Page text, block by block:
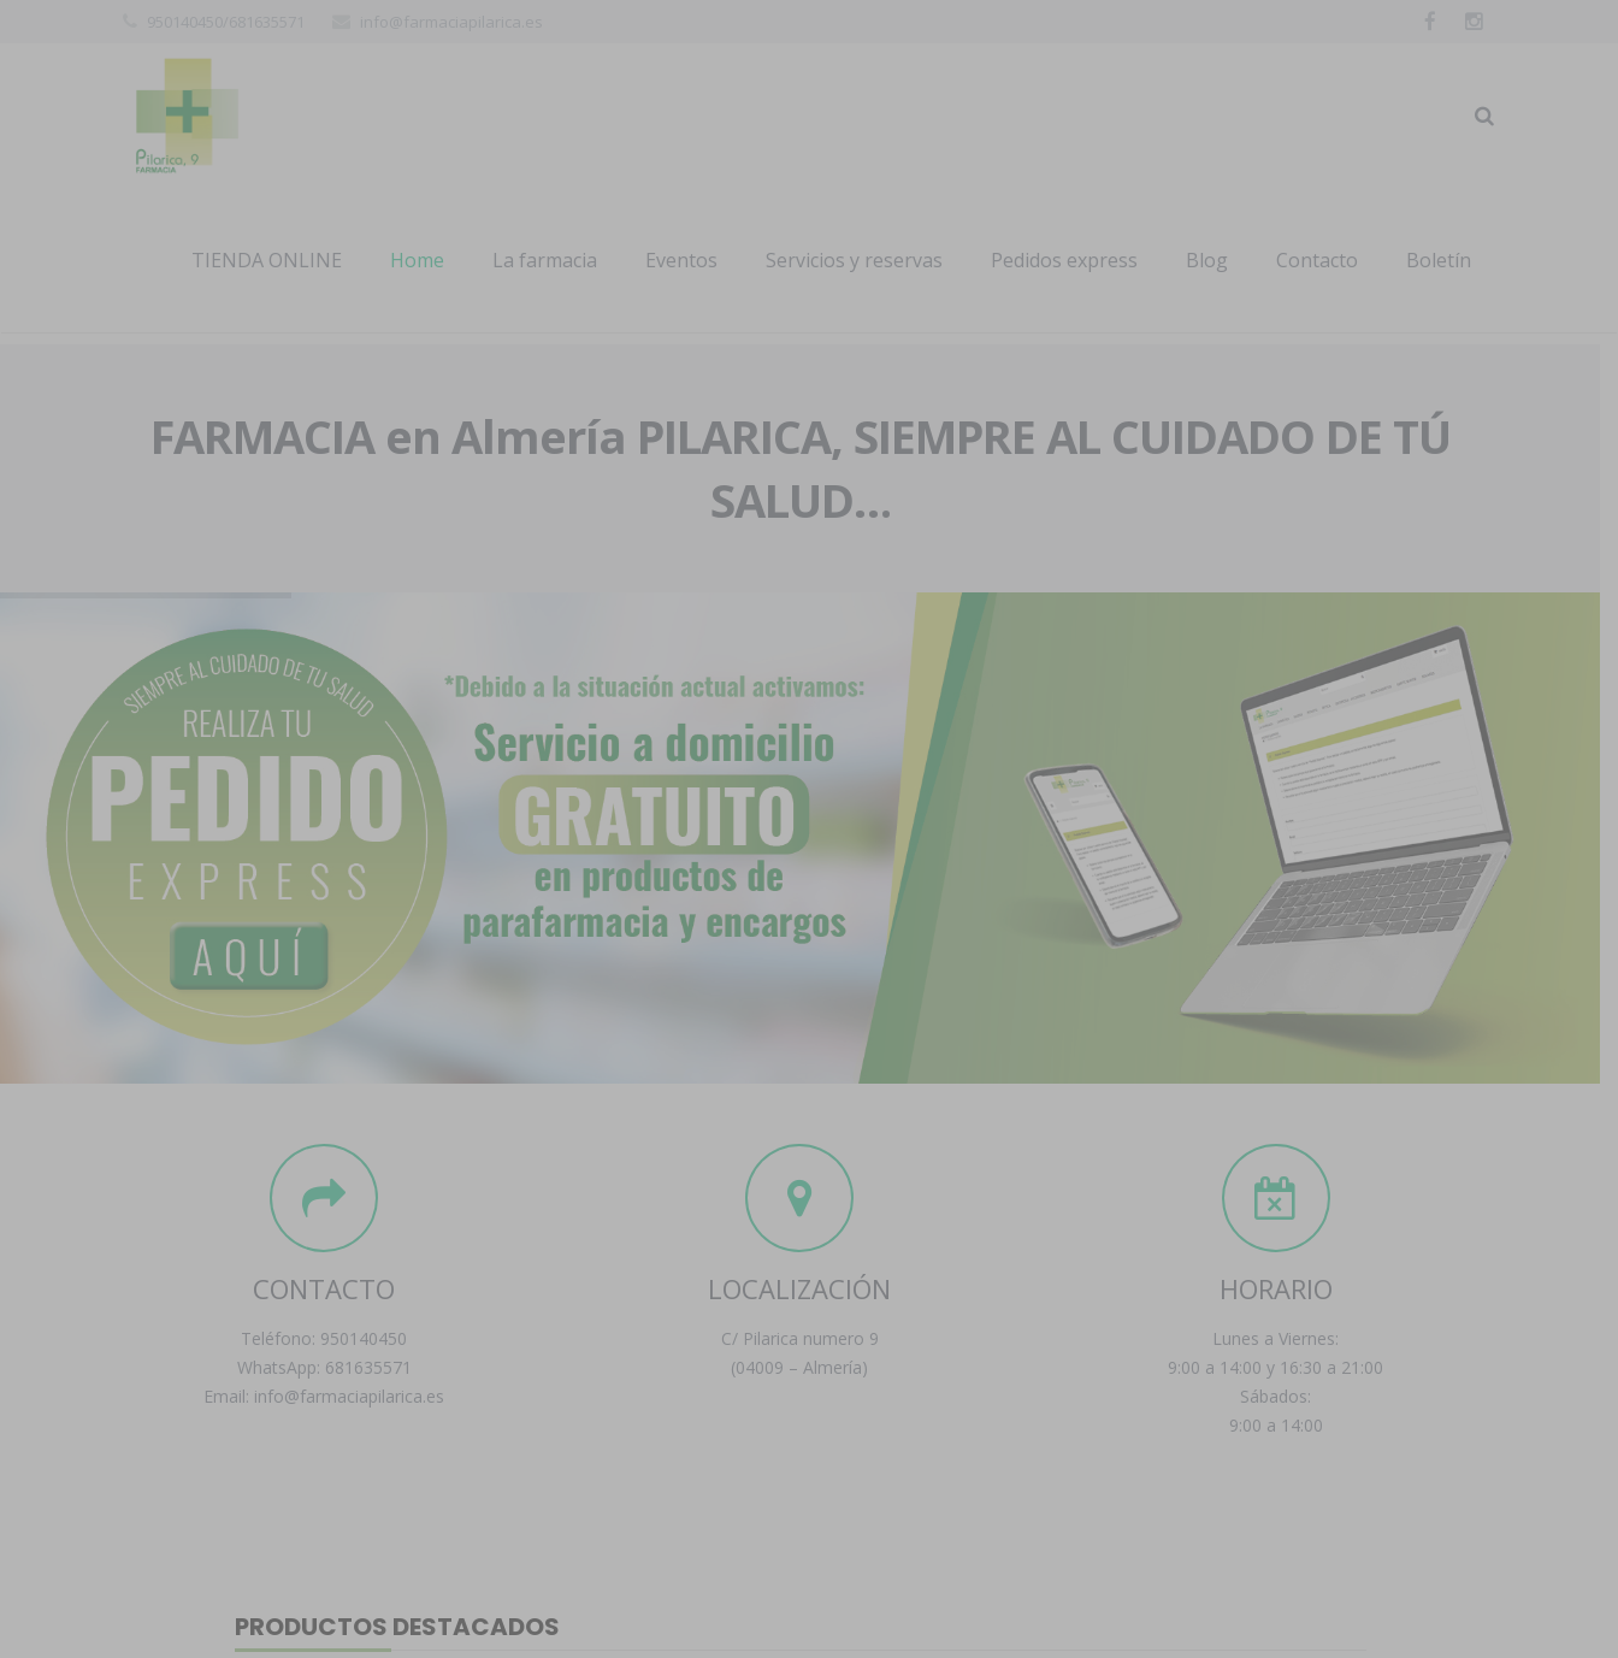
TIENDA ONLINE Home La farmacia Eventos Servicios y reservas Pedidos express Blog Contacto Boletín
FARMACIA en Almería PILARICA, SIEMPRE AL CUIDADO DE TÚ
SALUD…
CONTACTO
Teléfono: 950140450
WhatsApp: 681635571
Email: info@farmaciapilarica.es
LOCALIZACIÓN
C/ Pilarica numero 9
(04009 – Almería)
HORARIO
Lunes a Viernes:
9:00 a 14:00 y 16:30 a 21:00
Sábados:
9:00 a 14:00